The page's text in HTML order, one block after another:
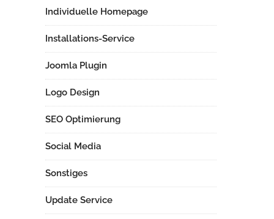
Individuelle Homepage
Installations-Service
Joomla Plugin
Logo Design
SEO Optimierung
Social Media
Sonstiges
Update Service